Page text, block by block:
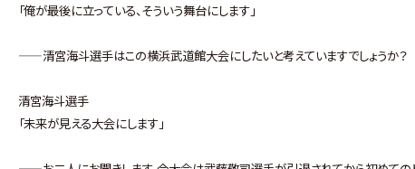
「俺が最後に立っている、そういう舞台にします」
——清宮海斗選手はこの横浜武道館大会にしたいと考えていますでしょうか？
清宮海斗選手
「未来が見える大会にします」